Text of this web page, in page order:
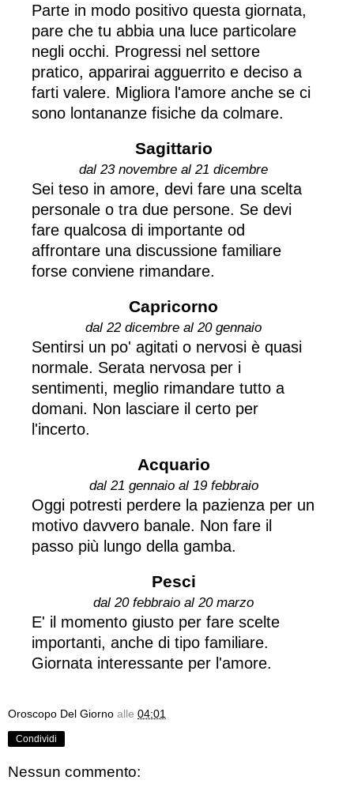
Parte in modo positivo questa giornata,
pare che tu abbia una luce particolare
negli occhi. Progressi nel settore
pratico, apparirai agguerrito e deciso a
farti valere. Migliora l'amore anche se ci
sono lontananze fisiche da colmare.
Sagittario
dal 23 novembre al 21 dicembre
Sei teso in amore, devi fare una scelta
personale o tra due persone. Se devi
fare qualcosa di importante od
affrontare una discussione familiare
forse conviene rimandare.
Capricorno
dal 22 dicembre al 20 gennaio
Sentirsi un po' agitati o nervosi è quasi
normale. Serata nervosa per i
sentimenti, meglio rimandare tutto a
domani. Non lasciare il certo per
l'incerto.
Acquario
dal 21 gennaio al 19 febbraio
Oggi potresti perdere la pazienza per un
motivo davvero banale. Non fare il
passo più lungo della gamba.
Pesci
dal 20 febbraio al 20 marzo
E' il momento giusto per fare scelte
importanti, anche di tipo familiare.
Giornata interessante per l'amore.
Oroscopo Del Giorno alle 04:01
Condividi
Nessun commento: